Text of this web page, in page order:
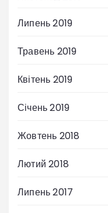
Липень 2019
Травень 2019
Квітень 2019
Січень 2019
Жовтень 2018
Лютий 2018
Липень 2017